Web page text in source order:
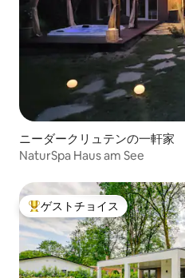
ニーダークリュテンの一軒家
NaturSpa Haus am See
大好評のゲストチョイスです。
ゲストチョイス